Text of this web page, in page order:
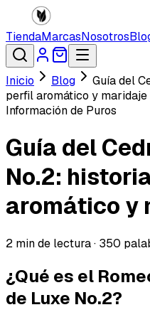
TiendaMarcasNosotros
Inicio Blog
Guía del
perfil aromático y maridaje
Información de Puros
Guía del
No.2:
aromático y
2 min de lectura · 350
¿Qué es el
de Luxe No.2?